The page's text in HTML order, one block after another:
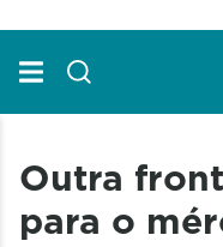
Outra
para o